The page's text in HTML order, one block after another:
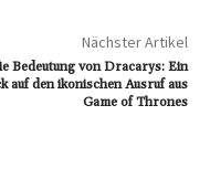
Nächster Artikel
Bedeutung von Dracarys: Ein
auf den ikonischen Ausruf aus
Game of Thrones